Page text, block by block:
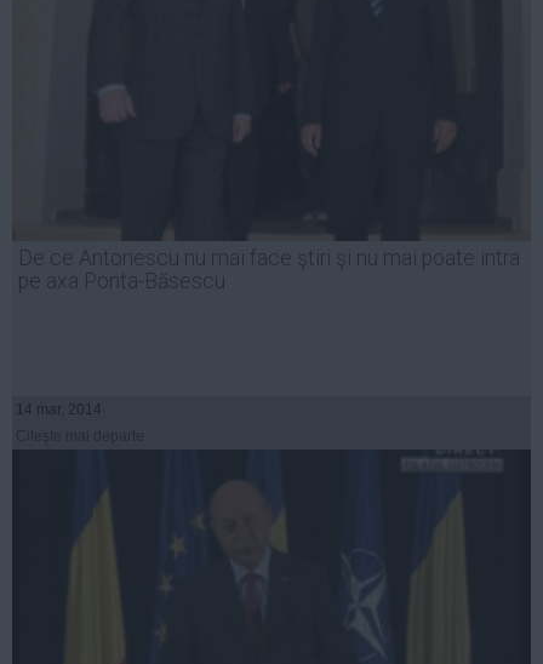
De ce Antonescu nu mai face ştiri şi nu mai poate intra
pe axa Ponta-Băsescu
14 mar, 2014